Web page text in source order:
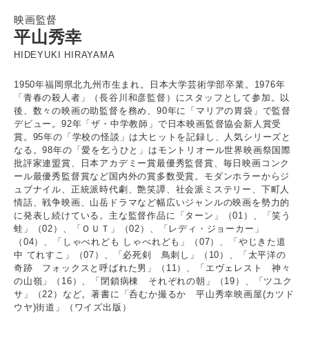
映画監督
平山秀幸
HIDEYUKI HIRAYAMA
1950年福岡県北九州市生まれ。日本大学芸術学部卒業。1976年
「青春の殺人者」（長谷川和彦監督）にスタッフとして参加。以
後、数々の映画の助監督を務め、90年に「マリアの胃袋」で監督
デビュー。92年「ザ・中学教師」で日本映画監督協会新人賞受
賞。95年の「学校の怪談」は大ヒットを記録し、人気シリーズと
なる。98年の「愛を乞うひと」はモントリオール世界映画祭国際
批評家連盟賞、日本アカデミー賞最優秀監督賞、毎日映画コンク
ール最優秀監督賞など国内外の賞多数受賞。モダンホラーからジ
ュブナイル、正統派時代劇、艶笑譚、社会派ミステリー、下町人
情話、戦争映画、山岳ドラマなど幅広いジャンルの映画を勢力的
に発表し続けている。主な監督作品に「ターン」（01）、「笑う
蛙」（02）、「ＯＵＴ」（02）、「レディ・ジョーカー」
（04）、「しゃべれども しゃべれども」（07）、「やじきた道
中 てれすこ」（07）、「必死剣 鳥刺し」（10）、「太平洋の
奇跡 フォックスと呼ばれた男」（11）、「エヴェレスト 神々
の山嶺」（16）、「閉鎖病棟 それぞれの朝」（19）、「ツユク
サ」（22）など。著書に「呑むか撮るか 平山秀幸映画屋(カツド
ウヤ)街道」（ワイズ出版）